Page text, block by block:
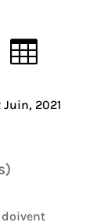

Juin, 2021
doivent